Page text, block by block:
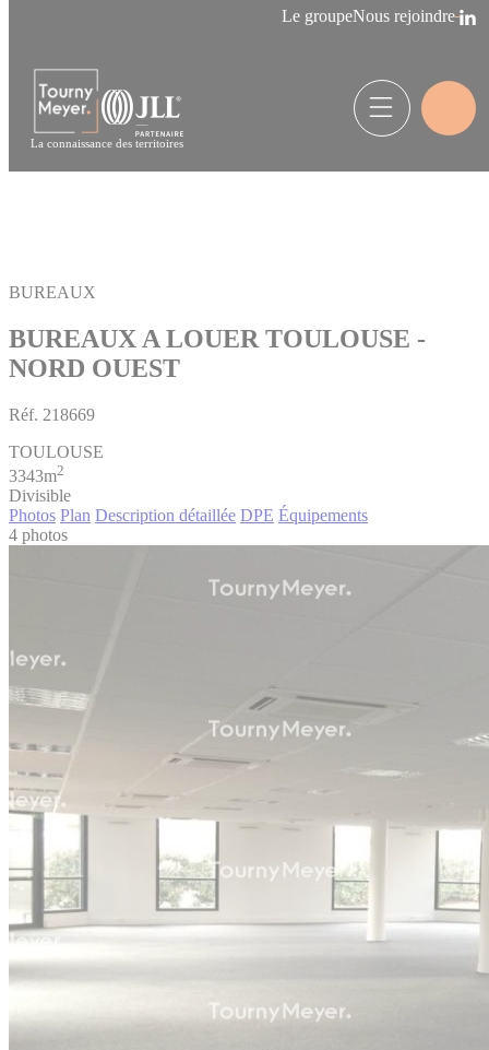
Le groupeNous rejoindre
La connaissance des territoires
BUREAUX
BUREAUX A LOUER TOULOUSE -
NORD OUEST
Réf. 218669
TOULOUSE
3343m2
Divisible
Photos Plan Description détaillée DPE Équipements
4 photos